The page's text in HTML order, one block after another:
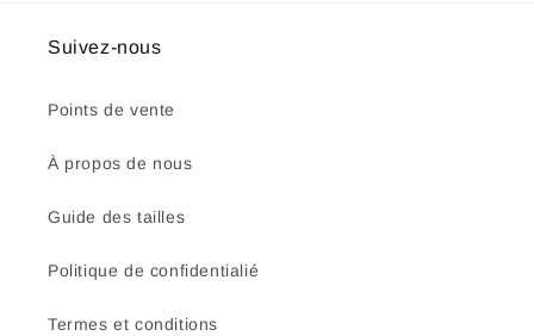
Suivez-nous
Points de vente
À propos de nous
Guide des tailles
Politique de confidentialié
Termes et conditions